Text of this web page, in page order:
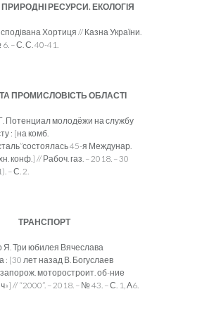
РЕСУРСИ. ЕКОЛОГІЯ
Хортиця // Казна України.
– С. С. 40-41.
ТА ПРОМИСЛОВІСТЬ ОБЛАСТІ
Потенциал молодёжи на службу
: [на комб.
45-я Междунар.
конф.] // Рабоч. газ. – 2018. – 30
– С. 2.
ТРАНСПОРТ
Я. Три юбилея Вячеслава
: [30 лет назад В. Богуслаев
моторостроит. об-ние
// “2000”. – 2018. – № 43. – С. 1, А6.